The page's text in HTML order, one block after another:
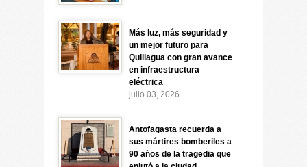
Más luz, más seguridad y
un mejor futuro para
Quillagua con gran avance
en infraestructura
eléctrica
julio 03, 2026
Antofagasta recuerda a
sus mártires bomberiles a
90 años de la tragedia que